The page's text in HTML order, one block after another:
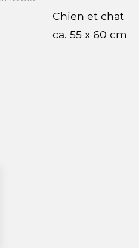
Chien et chat
ca. 55 x 60 cm